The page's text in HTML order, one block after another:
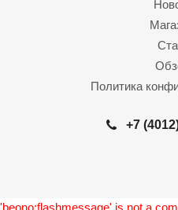
Политика
+7
'beono:flashmessage' is not a